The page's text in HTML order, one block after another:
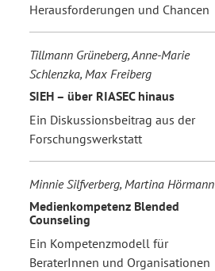
Herausforderungen und Chancen
Tillmann Grüneberg, Anne-Marie
Schlenzka, Max Freiberg
SIEH – über RIASEC hinaus
Ein Diskussionsbeitrag aus der
Forschungswerkstatt
Minnie Silfverberg, Martina Hörmann
Medienkompetenz Blended
Counseling
Ein Kompetenzmodell für
BeraterInnen und Organisationen